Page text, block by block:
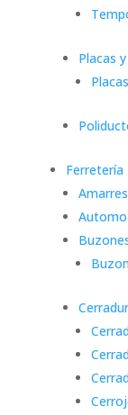
Placas
Ferretería